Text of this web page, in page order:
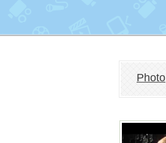
Photo